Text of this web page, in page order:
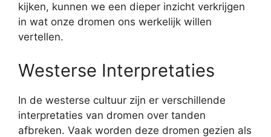
kijken, kunnen we een dieper inzicht verkrijgen
in wat onze dromen ons werkelijk willen
vertellen.
Westerse Interpretaties
In de westerse cultuur zijn er verschillende
interpretaties van dromen over tanden
afbreken. Vaak worden deze dromen gezien als